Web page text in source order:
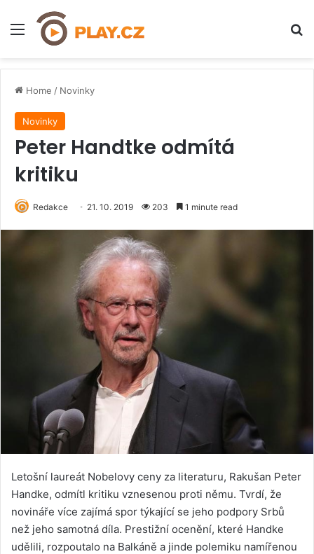
Menu
Home / Novinky
Novinky
Peter Handtke odmítá
kritiku
Redakce 21. 10. 2019 203 1 minute read
Letošní laureát Nobelovy ceny za literaturu, Rakušan Peter
Handke, odmítl kritiku vznesenou proti němu. Tvrdí, že ​​
novináře více zajímá spor týkající se jeho podpory Srbů
než jeho samotná díla. Prestižní ocenění, které Handke
udělili, rozpoutalo na Balkáně a jinde polemiku namířenou